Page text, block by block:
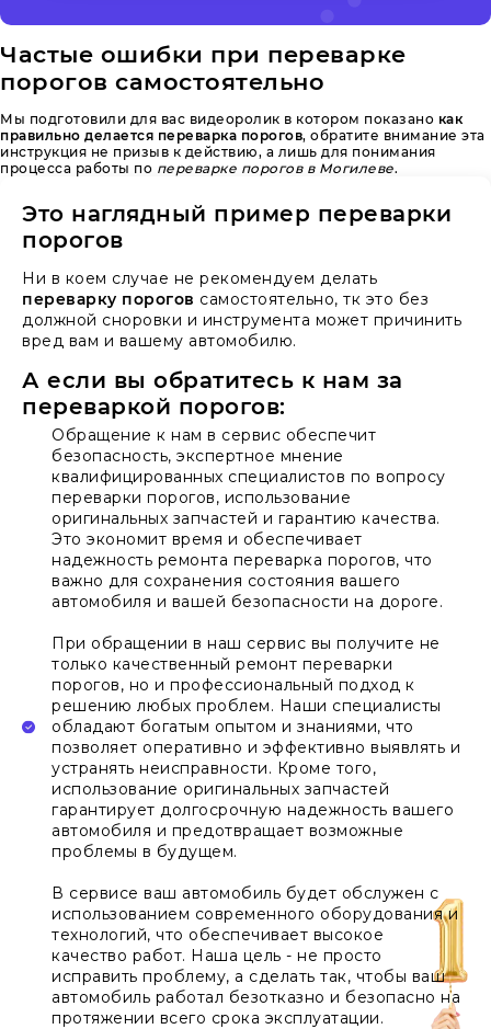
Частые ошибки при переварке
порогов самостоятельно
Мы подготовили для вас видеоролик в котором показано как
правильно делается переварка порогов, обратите внимание эта
инструкция не призыв к действию, а лишь для понимания
процесса работы по переварке порогов в Могилеве.
Это наглядный пример переварки
порогов
Ни в коем случае не рекомендуем делать
переварку порогов самостоятельно, тк это без
должной сноровки и инструмента может причинить
вред вам и вашему автомобилю.
А если вы обратитесь к нам за
переваркой порогов:
Обращение к нам в сервис обеспечит
безопасность, экспертное мнение
квалифицированных специалистов по вопросу
переварки порогов, использование
оригинальных запчастей и гарантию качества.
Это экономит время и обеспечивает
надежность ремонта переварка порогов, что
важно для сохранения состояния вашего
автомобиля и вашей безопасности на дороге.
При обращении в наш сервис вы получите не
только качественный ремонт переварки
порогов, но и профессиональный подход к
решению любых проблем. Наши специалисты
обладают богатым опытом и знаниями, что
позволяет оперативно и эффективно выявлять и
устранять неисправности. Кроме того,
использование оригинальных запчастей
гарантирует долгосрочную надежность вашего
автомобиля и предотвращает возможные
проблемы в будущем.
В сервисе ваш автомобиль будет обслужен с
использованием современного оборудования и
технологий, что обеспечивает высокое
качество работ. Наша цель - не просто
исправить проблему, а сделать так, чтобы ваш
автомобиль работал безотказно и безопасно на
протяжении всего срока эксплуатации.